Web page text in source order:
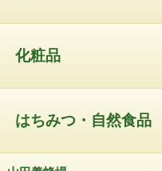
化粧品
はちみつ・自然食品